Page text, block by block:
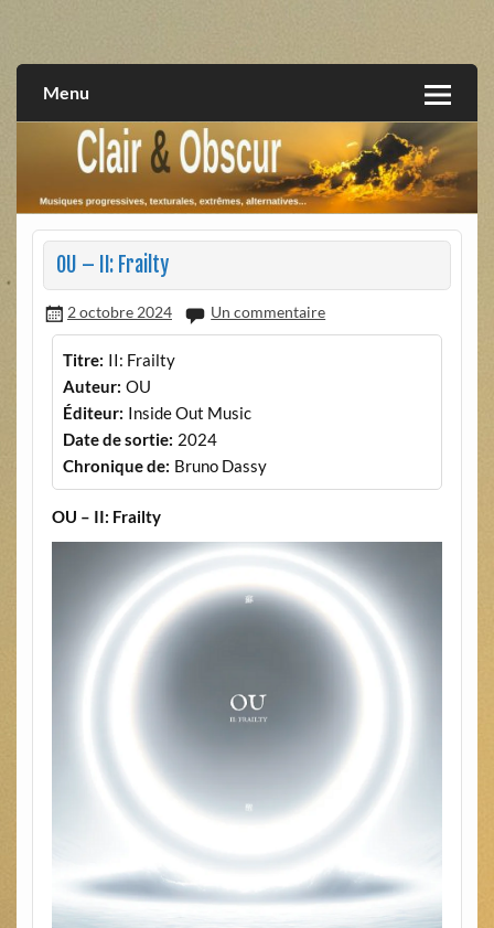
extrêmes, alternatives, texturales
Menu
OU – II: Frailty
2 octobre 2024 Un commentaire
Titre: II: Frailty
Auteur: OU
Éditeur: Inside Out Music
Date de sortie: 2024
Chronique de: Bruno Dassy
OU – II: Frailty